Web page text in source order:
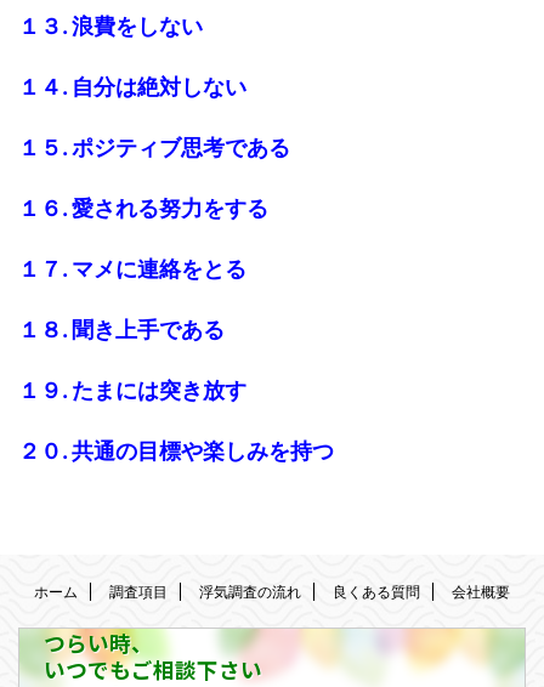
１３. 浪費をしない
１４. 自分は絶対しない
１５. ポジティブ思考である
１６. 愛される努力をする
１７. マメに連絡をとる
１８. 聞き上手である
１９. たまには突き放す
２０. 共通の目標や楽しみを持つ
ホーム 調査項目 浮気調査の流れ 良くある質問 会社概要
つらい時、
いつでもご相談下さい